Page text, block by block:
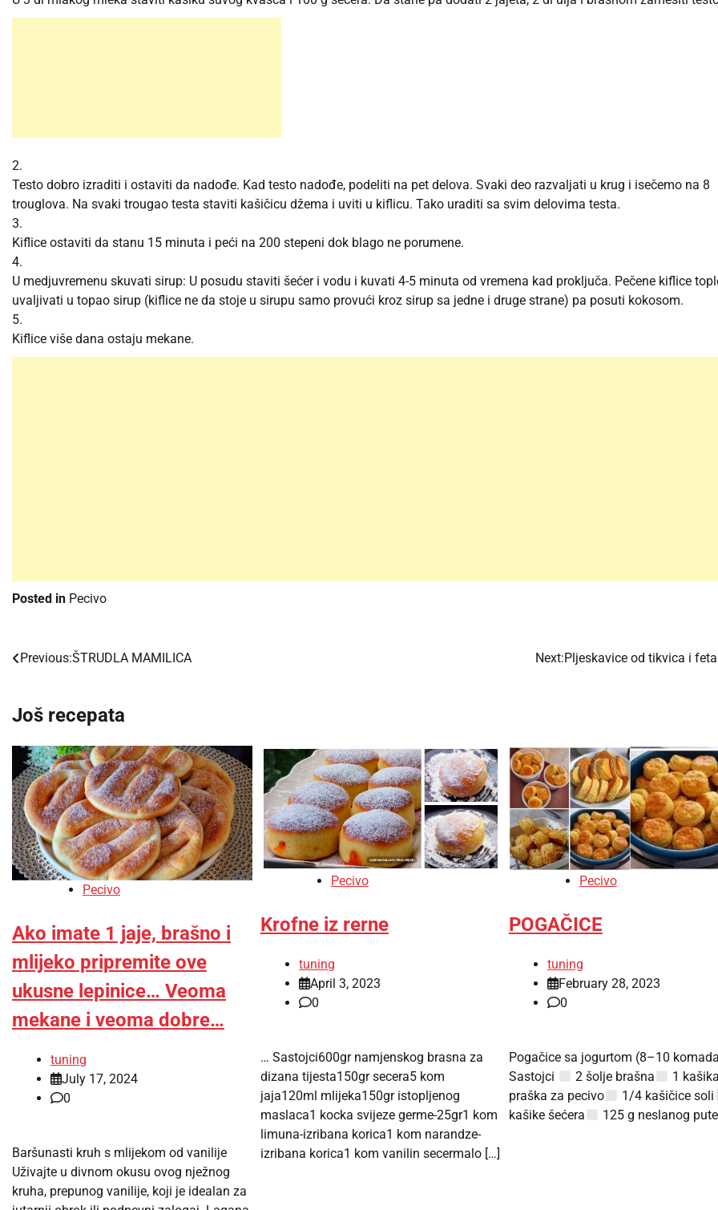
2.
Testo dobro izraditi i ostaviti da nadođe. Kad testo nadođe, podeliti na pet delova. Svaki deo razvaljati u krug i isečemo na 8
trouglova. Na svaki trougao testa staviti kašičicu džema i uviti u kiflicu. Tako uraditi sa svim delovima testa.
3.
Kiflice ostaviti da stanu 15 minuta i peći na 200 stepeni dok blago ne porumene.
4.
U medjuvremenu skuvati sirup: U posudu staviti šećer i vodu i kuvati 4-5 minuta od vremena kad proključa. Pečene kiflice
uvaljivati u topao sirup (kiflice ne da stoje u sirupu samo provući kroz sirup sa jedne i druge strane) pa posuti kokosom.
5.
Kiflice više dana ostaju mekane.
Posted in Pecivo
Post
Previous:ŠTRUDLA MAMILICA Next:Pljeskavice od tikvica i
Još recepata
Pecivo
Ako imate 1 jaje, brašno i
mlijeko pripremite ove
ukusne lepinice… Veoma
mekane i veoma dobre…
tuning
July 17, 2024
0
Baršunasti kruh s mlijekom od vanilije
Uživajte u divnom okusu ovog nježnog
kruha, prepunog vanilije, koji je idealan za
Pecivo
Krofne iz rerne
tuning
April 3, 2023
0
… Sastojci600gr namjenskog brasna za
dizana tijesta150gr secera5 kom
jaja120ml mlijeka150gr istopljenog
maslaca1 kocka svijeze germe-25gr1 kom
limuna-izribana korica1 kom narandze-
izribana korica1 kom vanilin secermalo […]
Pecivo
POGAČICE
tuning
February 28, 2023
0
Pogačice sa jogurtom (8–10
Sastojci
2 šolje brašna
1
praška za pecivo
1/4 kašičice soli
kašike šećera
125 g neslanog